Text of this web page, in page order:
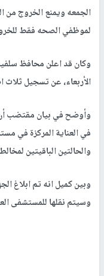
الجمعه ويمنع الخروج من
لموظفي الصحه فقط
وكان قد اعلن محافظ
الأربعاء، عن تسجيل
وأوضح في بيان مقتضب
في العناية المركزة في
والحالتين الباقيتين
وبين كميل انه تم ابلاغ
وسيتم نقلها للمستشفى